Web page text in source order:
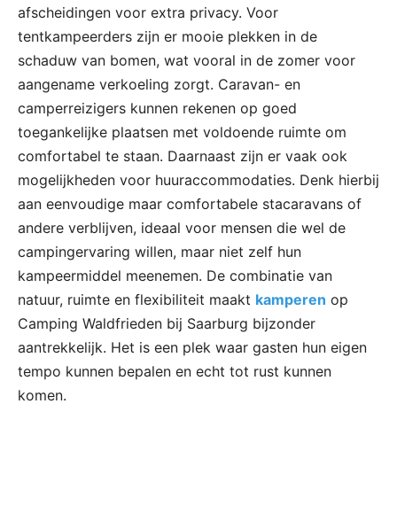
afscheidingen voor extra privacy. Voor
tentkampeerders zijn er mooie plekken in de
schaduw van bomen, wat vooral in de zomer voor
aangename verkoeling zorgt. Caravan- en
camperreizigers kunnen rekenen op goed
toegankelijke plaatsen met voldoende ruimte om
comfortabel te staan. Daarnaast zijn er vaak ook
mogelijkheden voor huuraccommodaties. Denk hierbij
aan eenvoudige maar comfortabele stacaravans of
andere verblijven, ideaal voor mensen die wel de
campingervaring willen, maar niet zelf hun
kampeermiddel meenemen. De combinatie van
natuur, ruimte en flexibiliteit maakt kamperen op
Camping Waldfrieden bij Saarburg bijzonder
aantrekkelijk. Het is een plek waar gasten hun eigen
tempo kunnen bepalen en echt tot rust kunnen
komen.